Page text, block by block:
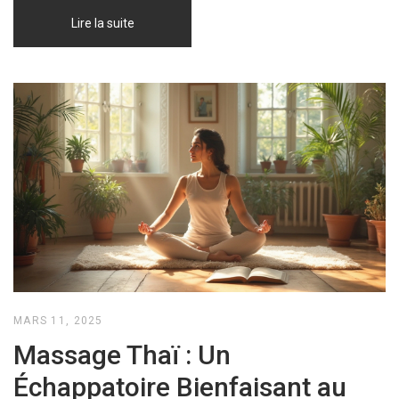
Lire la suite
MARS 11, 2025
Massage Thaï : Un
Échappatoire Bienfaisant au